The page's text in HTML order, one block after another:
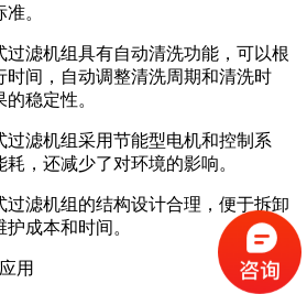
。
过滤机组具有自动清洗功能，可以根
时间，自动调整清洗周期和清洗时
稳定性。
过滤机组采用节能型电机和控制系
，还减少了对环境的影响。
过滤机组的结构设计合理，便于拆卸
成本和时间。
用